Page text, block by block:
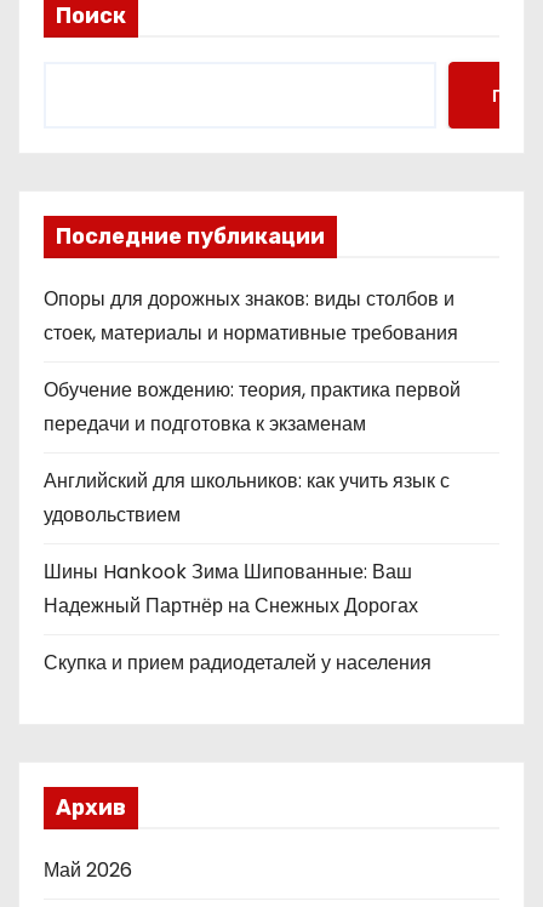
Поиск
Поиск
Последние публикации
Опоры для дорожных знаков: виды столбов и
стоек, материалы и нормативные требования
Обучение вождению: теория, практика первой
передачи и подготовка к экзаменам
Английский для школьников: как учить язык с
удовольствием
Шины Hankook Зима Шипованные: Ваш
Надежный Партнёр на Снежных Дорогах
Скупка и прием радиодеталей у населения
Архив
Май 2026